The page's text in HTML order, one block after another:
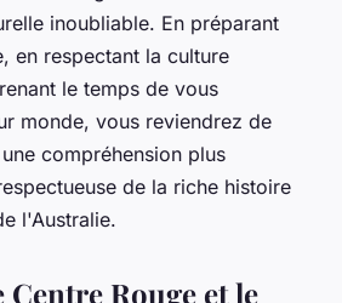
inoubliable. En préparant
en respectant la culture
le temps de vous
monde, vous reviendrez de
compréhension plus
de la riche histoire
l'Australie.
Rouge et le